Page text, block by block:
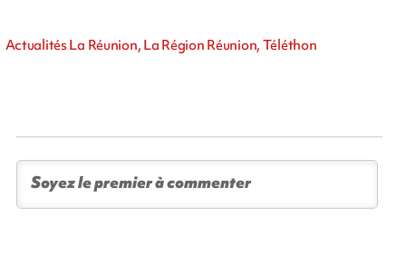
Actualités La Réunion, La Région Réunion, Téléthon